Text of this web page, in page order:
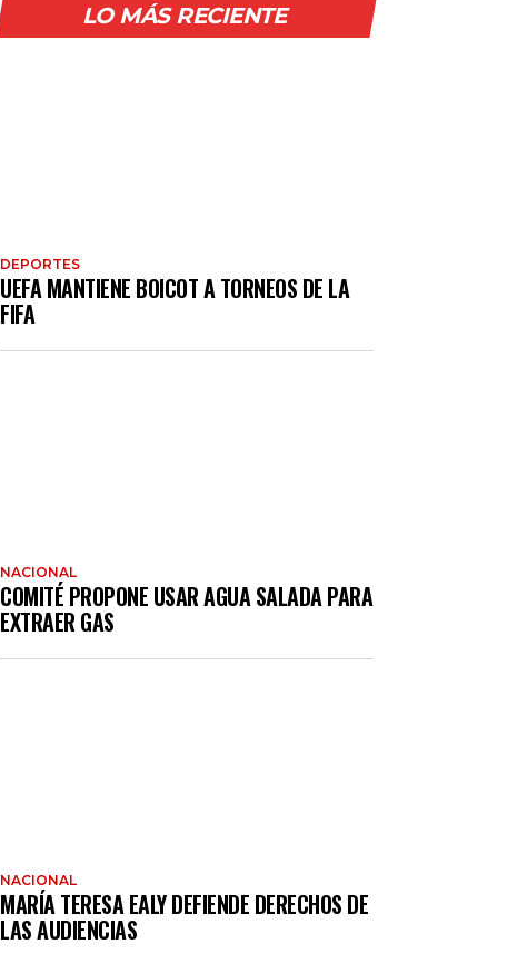
LO MÁS RECIENTE
DEPORTES
UEFA MANTIENE BOICOT A TORNEOS DE LA
FIFA
NACIONAL
COMITÉ PROPONE USAR AGUA SALADA PARA
EXTRAER GAS
NACIONAL
MARÍA TERESA EALY DEFIENDE DERECHOS DE
LAS AUDIENCIAS